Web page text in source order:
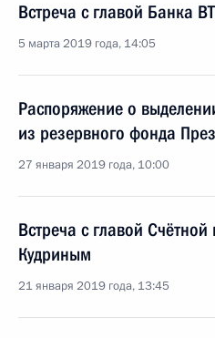
Встреча с главой Банка
5 марта 2019 года, 14:05
Распоряжение о
из резервного фонда
27 января 2019 года, 10:00
Встреча с главой
Кудриным
21 января 2019 года, 13:45